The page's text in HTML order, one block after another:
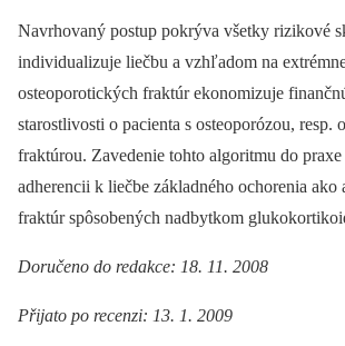
Navrhovaný postup pokrýva všetky rizikové
individualizuje liečbu a vzhľadom na
osteoporotických fraktúr ekonomizuje
starostlivosti o pacienta s osteoporózou, resp.
fraktúrou. Zavedenie tohto algoritmu do
adherencii k liečbe základného ochorenia
fraktúr spôsobených nadbytkom
Doručeno do redakce: 18. 11. 2008
Přijato po recenzi: 13. 1. 2009